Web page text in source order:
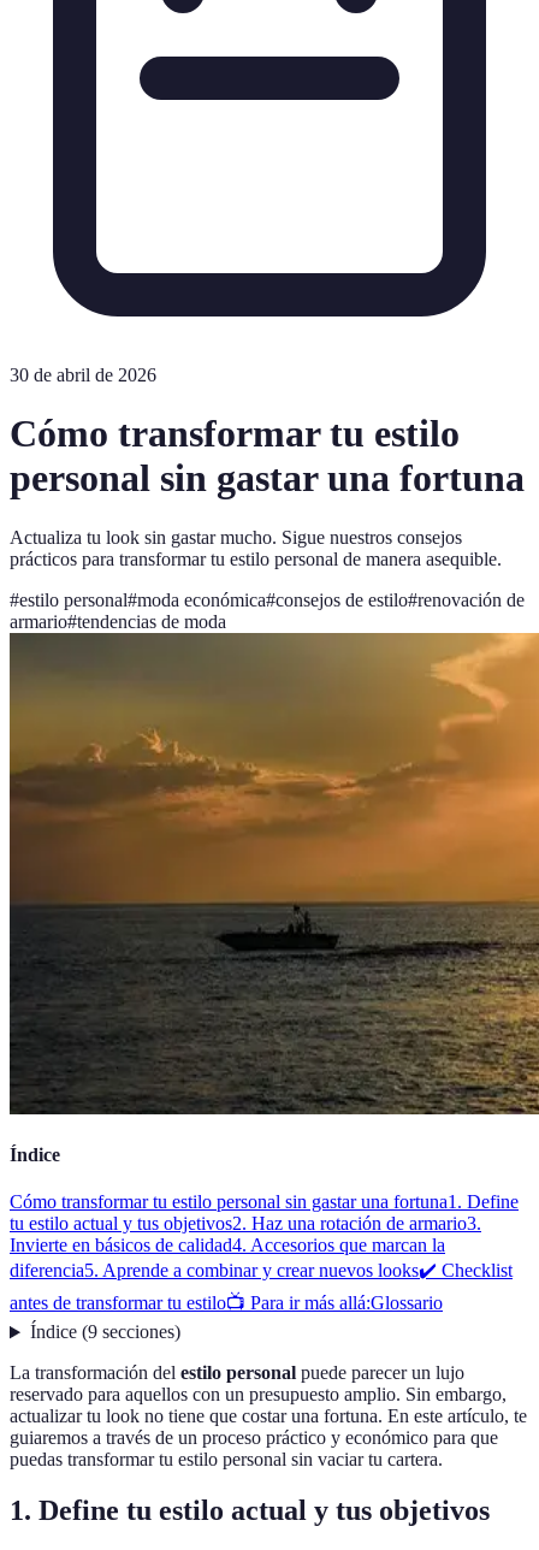
30 de abril de 2026
Cómo transformar tu estilo
personal sin gastar una fortuna
Actualiza tu look sin gastar mucho. Sigue nuestros consejos
prácticos para transformar tu estilo personal de manera asequible.
#estilo personal#moda económica#consejos de estilo#renovación de
armario#tendencias de moda
Índice
Cómo transformar tu estilo personal sin gastar una fortuna1. Define
tu estilo actual y tus objetivos2. Haz una rotación de armario3.
Invierte en básicos de calidad4. Accesorios que marcan la
diferencia5. Aprende a combinar y crear nuevos looks✔️ Checklist
antes de transformar tu estilo📺 Para ir más allá:Glossario
Índice(9 secciones)
La transformación del estilo personal puede parecer un lujo
reservado para aquellos con un presupuesto amplio. Sin embargo,
actualizar tu look no tiene que costar una fortuna. En este artículo, te
guiaremos a través de un proceso práctico y económico para que
puedas transformar tu estilo personal sin vaciar tu cartera.
1. Define tu estilo actual y tus objetivos